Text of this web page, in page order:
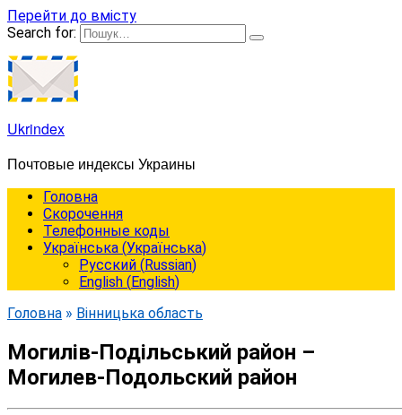
Перейти до вмісту
Search for:
Ukrindex
Почтовые индексы Украины
Головна
Cкорочення
Телефонные коды
Українська (Українська)
Русский (Russian)
English (English)
Головна » Вінницька область
Могилів-Подільський район –
Могилев-Подольский район